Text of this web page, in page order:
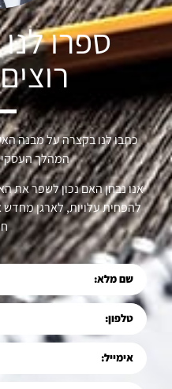
ספרו
כתבו לנו בקצרה על מבנה
המהלך
אנו נבחן האם נכון לשפר את
להפחית עלויות, לארגן מחדש